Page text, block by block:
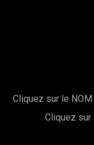
Cliquez sur le
Cliquez sur